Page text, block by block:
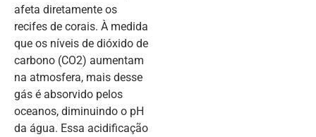
afeta diretamente os
recifes de corais. À medida
que os níveis de dióxido de
carbono (CO2) aumentam
na atmosfera, mais desse
gás é absorvido pelos
oceanos, diminuindo o pH
da água. Essa acidificação